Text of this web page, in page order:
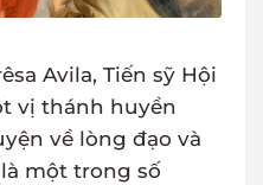
Avila, Tiến sỹ Hội
vị thánh huyền
về lòng đạo và
một trong số